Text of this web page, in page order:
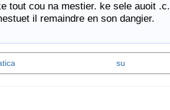
tout cou na mestier. ke sele auoit
il remaindre en son dangier.
su